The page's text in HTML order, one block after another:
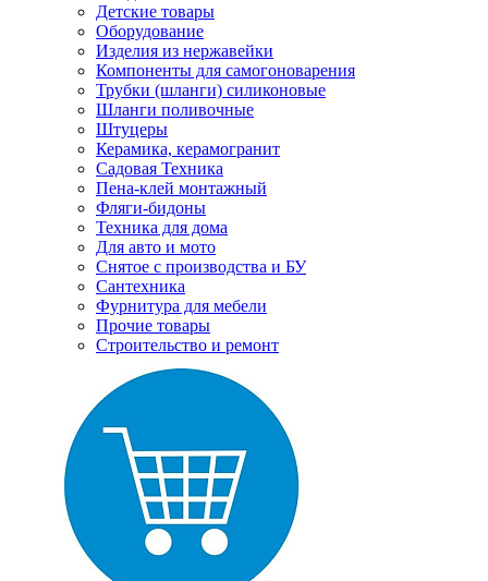
Детские товары
Оборудование
Изделия из нержавейки
Компоненты для самогоноварения
Трубки (шланги) силиконовые
Шланги поливочные
Штуцеры
Керамика, керамогранит
Садовая Техника
Пена-клей монтажный
Фляги-бидоны
Техника для дома
Для авто и мото
Снятое с производства и БУ
Сантехника
Фурнитура для мебели
Прочие товары
Строительство и ремонт